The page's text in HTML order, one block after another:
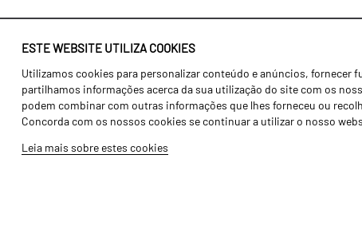
ESTE WEBSITE UTILIZA COOKIES
Utilizamos cookies para personalizar conteúdo e anúncios, fornecer
partilhamos informações acerca da sua utilização do site com os
podem combinar com outras informações que lhes forneceu ou
Concorda com os nossos cookies se continuar a utilizar o nosso
Leia mais sobre estes cookies
Identidade
História
Fábrica / Produção
Recursos Humanos
Agricultura
Transportes
Gama Floresta